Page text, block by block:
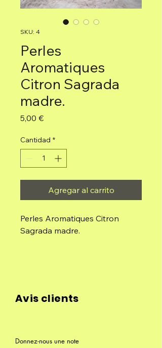
SKU: 4
Perles
Aromatiques
Citron Sagrada
madre.
5,00 €Precio
Cantidad *
Agregar al carrito
Perles Aromatiques Citron
Sagrada madre.
perles individuelles.
concentrée , huiles essentielles,
Avis clients
Donnez-nous une note